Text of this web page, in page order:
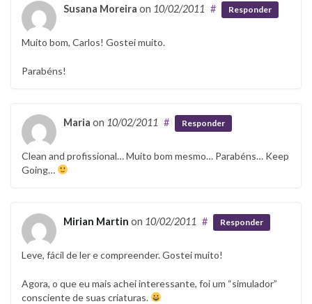
Susana Moreira on 10/02/2011 # Responder
Muito bom, Carlos! Gostei muito.
Parabéns!
Maria on 10/02/2011 # Responder
Clean and profissional… Muito bom mesmo… Parabéns… Keep
Going…
Mirian Martin on 10/02/2011 # Responder
Leve, fácil de ler e compreender. Gostei muito!
Agora, o que eu mais achei interessante, foi um “simulador”
consciente de suas criaturas.